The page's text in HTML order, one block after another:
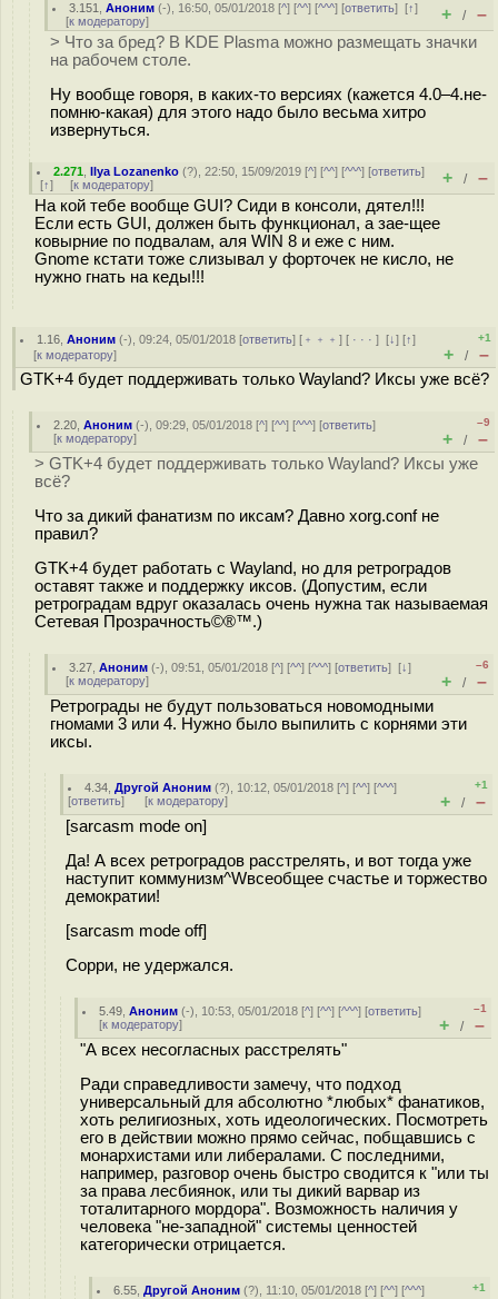
3.151 ,Аноним (-), 16:50, 05/01/2018 [^] [^^] [^^^] [ответить][↑]
[к модератору] + / –
> Что за бред? В KDE Plasma можно размещать значки
на рабочем столе.
Ну вообще говоря, в каких-то версиях (кажется 4.0–4.не-
помню-какая) для этого надо было весьма хитро
извернуться.
2.271 ,Ilya Lozanenko (?), 22:50, 15/09/2019 [^] [^^] [^^^] [ответить]
[↑] [к модератору] + / –
На кой тебе вообще GUI? Сиди в консоли, дятел!!!
Если есть GUI, должен быть функционал, а зае-щее
ковырние по подвалам, аля WIN 8 и еже с ним.
Gnome кстати тоже слизывал у форточек не кисло, не
нужно гнать на кеды!!!
1.16 ,Аноним (-), 09:24, 05/01/2018 [ответить] [ ﹢﹢﹢] [ · · ·][↓] [↑]
[к модератору]
+1
+ / –
GTK+4 будет поддерживать только Wayland? Иксы уже всё?
2.20 ,Аноним (-), 09:29, 05/01/2018 [^] [^^] [^^^] [ответить]
[к модератору]
–9
+ / –
> GTK+4 будет поддерживать только Wayland? Иксы уже
всё?
Что за дикий фанатизм по иксам? Давно xorg.conf не
правил?
GTK+4 будет работать с Wayland, но для ретроградов
оставят также и поддержку иксов. (Допустим, если
ретроградам вдруг оказалась очень нужна так называемая
Сетевая Прозрачность©®™.)
3.27 ,Аноним (-), 09:51, 05/01/2018 [^] [^^] [^^^] [ответить][↓]
[к модератору]
–6
+ / –
Ретрограды не будут пользоваться новомодными
гномами 3 или 4. Нужно было выпилить с корнями эти
иксы.
4.34 ,Другой Аноним (?), 10:12, 05/01/2018 [^] [^^] [^^^]
[ответить] [к модератору]
+1
+ / –
[sarcasm mode on]
Да! А всех ретроградов расстрелять, и вот тогда уже
наступит коммунизм^Wвсеобщее счастье и торжество
демократии!
[sarcasm mode off]
Сорри, не удержался.
5.49 ,Аноним (-), 10:53, 05/01/2018 [^] [^^] [^^^] [ответить]
[к модератору]
–1
+ / –
"А всех несогласных расстрелять"
Ради справедливости замечу, что подход
универсальный для абсолютно *любых* фанатиков,
хоть религиозных, хоть идеологических. Посмотреть
его в действии можно прямо сейчас, побщавшись с
монархистами или либералами. С последними,
например, разговор очень быстро сводится к "или ты
за права лесбиянок, или ты дикий варвар из
тоталитарного мордора". Возможность наличия у
человека "не-западной" системы ценностей
категорически отрицается.
6.55 ,Другой Аноним (?), 11:10, 05/01/2018 [^] [^^] [^^^]
+1